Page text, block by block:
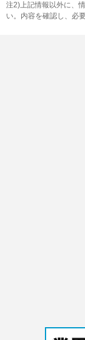
注2)上記情報以外に、
い。内容を確認し、必